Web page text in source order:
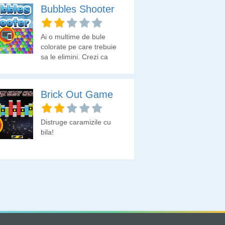
Bubbles Shooter
Ai o multime de bule
colorate pe care trebuie
sa le elimini. Crezi ca
Brick Out Game
Distruge caramizile cu
bila!